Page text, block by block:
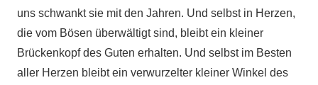
uns schwankt sie mit den Jahren. Und selbst in Herzen,
die vom Bösen überwältigt sind, bleibt ein kleiner
Brückenkopf des Guten erhalten. Und selbst im Besten
aller Herzen bleibt ein verwurzelter kleiner Winkel des